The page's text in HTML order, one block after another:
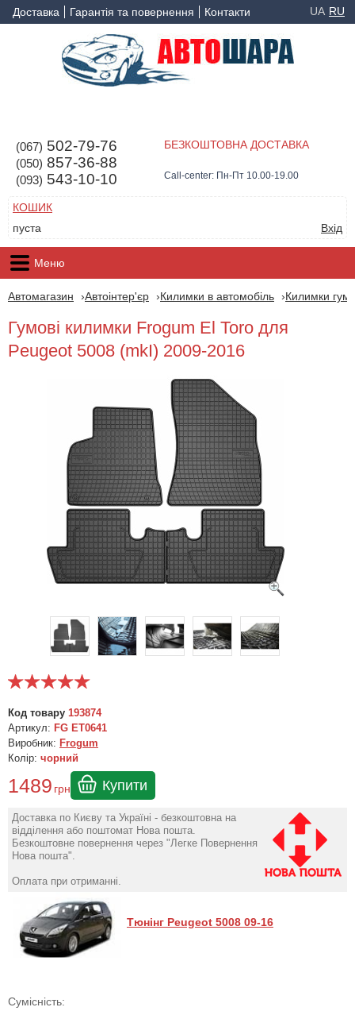
Доставка Гарантія та повернення Контакти UA RU
(067) 502-79-76
(050) 857-36-88
(093) 543-10-10
БЕЗКОШТОВНА ДОСТАВКА
Call-center: Пн-Пт 10.00-19.00
КОШИК
пуста
Вхід
Меню
Автомагазин Автоінтер'єр Килимки в автомобіль Килимки
Гумові килимки Frogum El Toro для
Peugeot 5008 (mkI) 2009-2016
Код товару 193874
Артикул: FG ET0641
Виробник: Frogum
Колір: чорний
1489 грн Купити
Доставка по Києву та Україні - безкоштовна на
відділення або поштомат Нова пошта.
Безкоштовне повернення через "Легке Повернення
Нова пошта".
Оплата при отриманні.
Тюнінг Peugeot 5008 09-16
Сумісність: